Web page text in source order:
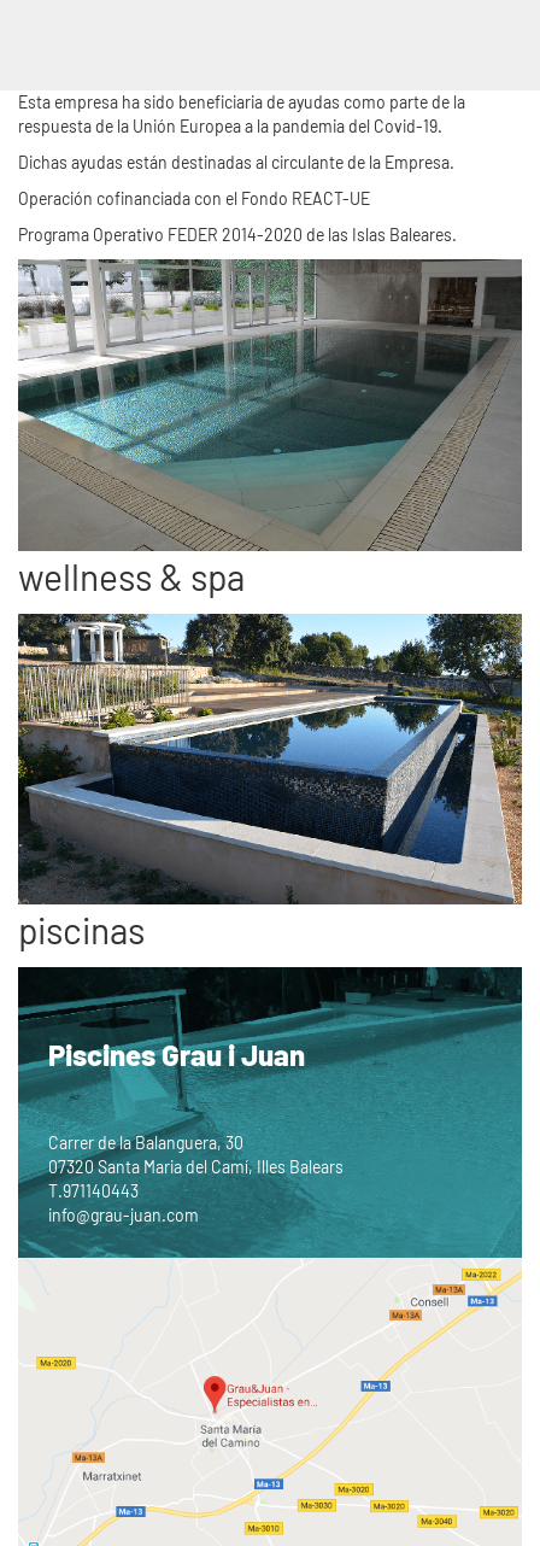
Esta empresa ha sido beneficiaria de ayudas como parte de la
respuesta de la Unión Europea a la pandemia del Covid-19.
Dichas ayudas están destinadas al circulante de la Empresa.
Operación cofinanciada con el Fondo REACT-UE
Programa Operativo FEDER 2014-2020 de las Islas Baleares.
wellness & spa
piscinas
Piscines Grau i Juan
Carrer de la Balanguera, 30
07320 Santa Maria del Camí, Illes Balears
T.971140443
info@grau-juan.com